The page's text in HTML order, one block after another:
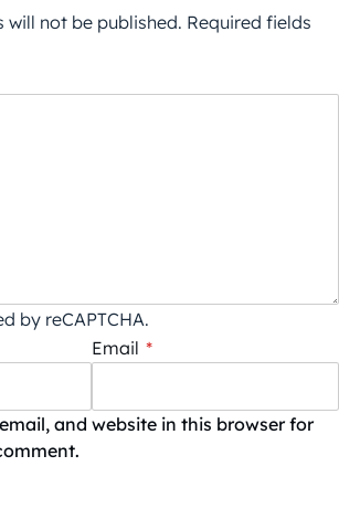
will not be published. Required fields
by reCAPTCHA.
Email *
and website in this browser for